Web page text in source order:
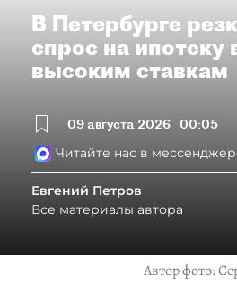
В Петербурге
спрос на ипотеку
высоким ставкам
09 августа 2026 00:05
Читайте нас в
Евгений Петров
Все материалы автора
Автор фото: